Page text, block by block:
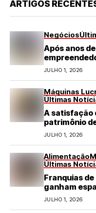
ARTIGOS
Negócios
Após anos
turismo em
JULHO 1, 2026
Máquinas
Últimas
A satisfação
patrimônio
JULHO 1, 2026
Alimentação
Últimas
Franquias
ganham
refeições
JULHO 1, 2026